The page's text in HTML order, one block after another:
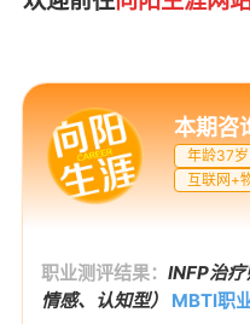
本期咨
年龄37岁
互联网+
职业测评结果： INFP治疗
情感、认知型）
MBTI职